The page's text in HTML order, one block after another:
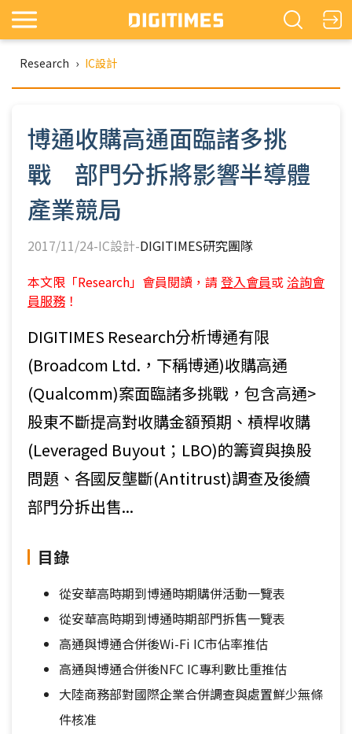
Research › IC設計
博通收購高通面臨諸多挑
戰 部門分拆將影響半導體
產業競局
2017/11/24-IC設計-DIGITIMES研究團隊
本文限「Research」會員閱讀，請 登入會員或 洽詢會
員服務 ！
DIGITIMES Research分析博通有限
(Broadcom Ltd.，下稱博通)收購高通
(Qualcomm)案面臨諸多挑戰，包含高通>
股東不斷提高對收購金額預期、槓桿收購
(Leveraged Buyout；LBO)的籌資與換股
問題、各國反壟斷(Antitrust)調查及後續
部門分拆出售...
目錄
從安華高時期到博通時期購併活動一覽表
從安華高時期到博通時期部門拆售一覽表
高通與博通合併後Wi-Fi IC市佔率推估
高通與博通合併後NFC IC專利數比重推估
大陸商務部對國際企業合併調查與處置鮮少無條
件核准